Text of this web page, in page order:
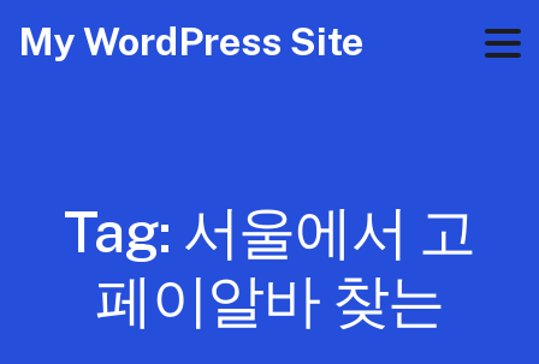
My WordPress Site
Tag: 서울에서 고
페이알바 찾는